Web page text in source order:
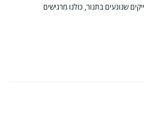
שנוגעים בתנור, כולנו מרגישים